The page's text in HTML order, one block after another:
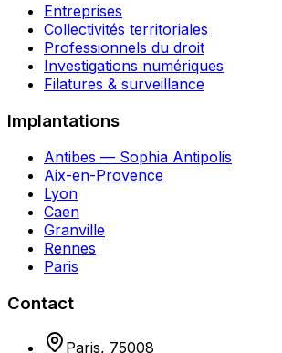
Entreprises
Collectivités territoriales
Professionnels du droit
Investigations numériques
Filatures & surveillance
Implantations
Antibes — Sophia Antipolis
Aix-en-Provence
Lyon
Caen
Granville
Rennes
Paris
Contact
Paris, 75008